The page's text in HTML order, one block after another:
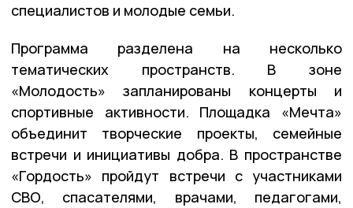
специалистов и молодые семьи.
Программа разделена на несколько
тематических пространств. В зоне
«Молодость» запланированы концерты и
спортивные активности. Площадка «Мечта»
объединит творческие проекты, семейные
встречи и инициативы добра. В пространстве
«Гордость» пройдут встречи с участниками
СВО, спасателями, врачами, педагогами,